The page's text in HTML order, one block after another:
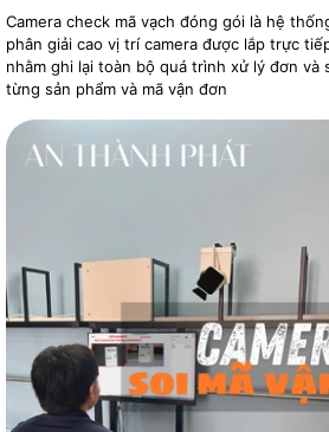
Camera check mã vạch đóng gói là hệ
phân giải cao vị trí camera được lắp trực
nhằm ghi lại toàn bộ quá trình xử lý đơn và
từng sản phẩm và mã vận đơn